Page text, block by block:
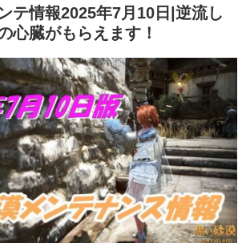
テ情報2025年7月10日|逆流し
心臓がもらえます！